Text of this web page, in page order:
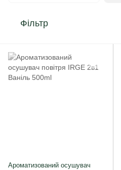
Фільтр
Ароматизований осушувач